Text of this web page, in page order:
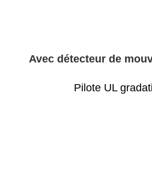
Avec détecteur de
Pilote UL